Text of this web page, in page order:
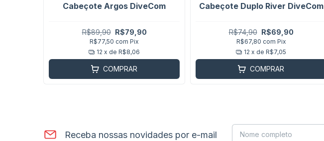
Cabeçote Argos DiveCom
R$89,90 R$79,90
R$77,50 com Pix
12 x de R$8,06
COMPRAR
Cabeçote Duplo River DiveCom
R$74,90 R$69,90
R$67,80 com Pix
12 x de R$7,05
COMPRAR
Receba nossas novidades por e-mail